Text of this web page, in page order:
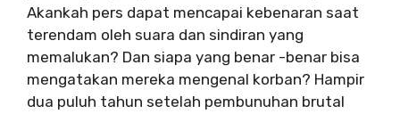
Akankah pers dapat mencapai kebenaran saat
terendam oleh suara dan sindiran yang
memalukan? Dan siapa yang benar -benar bisa
mengatakan mereka mengenal korban? Hampir
dua puluh tahun setelah pembunuhan brutal